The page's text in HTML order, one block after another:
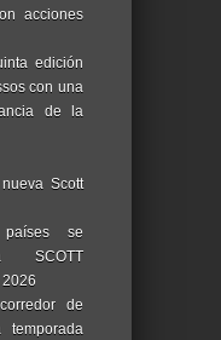
acciones
edición
con una
de la
Scott
se
SCOTT
de
temporada